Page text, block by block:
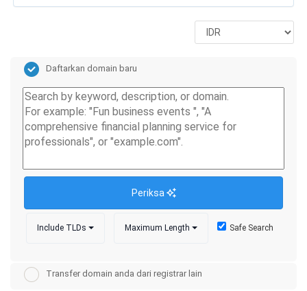
Daftarkan domain baru
Periksa
Include TLDs Maximum Length Safe Search
Transfer domain anda dari registrar lain